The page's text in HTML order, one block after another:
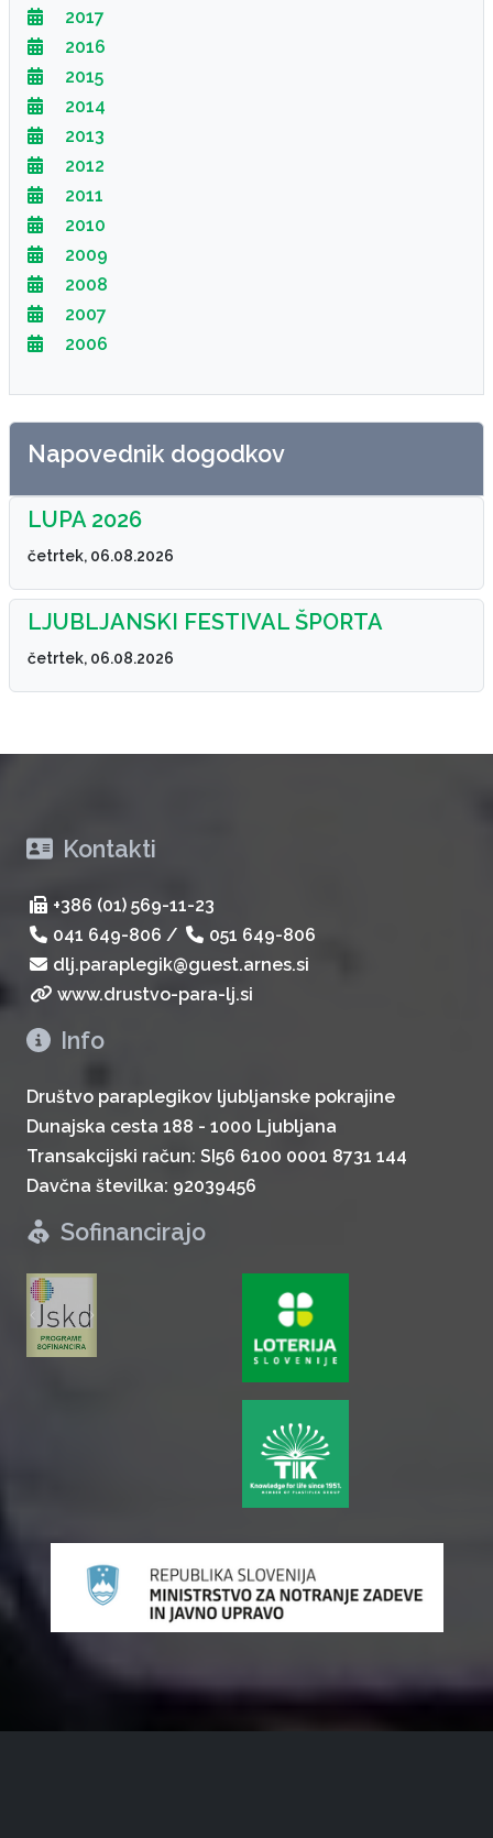
2017
2016
2015
2014
2013
2012
2011
2010
2009
2008
2007
2006
Napovednik dogodkov
LUPA 2026
četrtek, 06.08.2026
LJUBLJANSKI FESTIVAL ŠPORTA
četrtek, 06.08.2026
Kontakti
+386 (01) 569-11-23
041 649-806 /
051 649-806
dlj.paraplegik@guest.arnes.si
www.drustvo-para-lj.si
Info
Društvo paraplegikov ljubljanske pokrajine
Dunajska cesta 188 - 1000 Ljubljana
Transakcijski račun: SI56 6100 0001 8731 144
Davčna številka: 92039456
zurückweiter
Sofinancirajo